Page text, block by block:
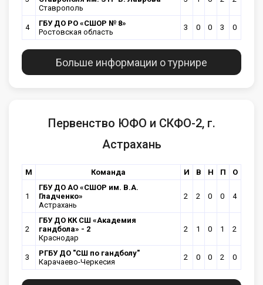
Ставрополь
4
ГБУ ДО РО «СШОР № 8»
Ростовская область
3 0 0 3 0
Больше информации о турнире
Первенство ЮФО и СКФО-2, г.
Астрахань
М Команда И В Н П О
1
ГБУ ДО АО «СШОР им. В.А.
Гладченко»
Астрахань
2 2 0 0 4
2
ГБУ ДО КК СШ «Академия
гандбола» - 2
Краснодар
2 1 0 1 2
3
РГБУ ДО "СШ по гандболу"
Карачаево-Черкесия
2 0 0 2 0